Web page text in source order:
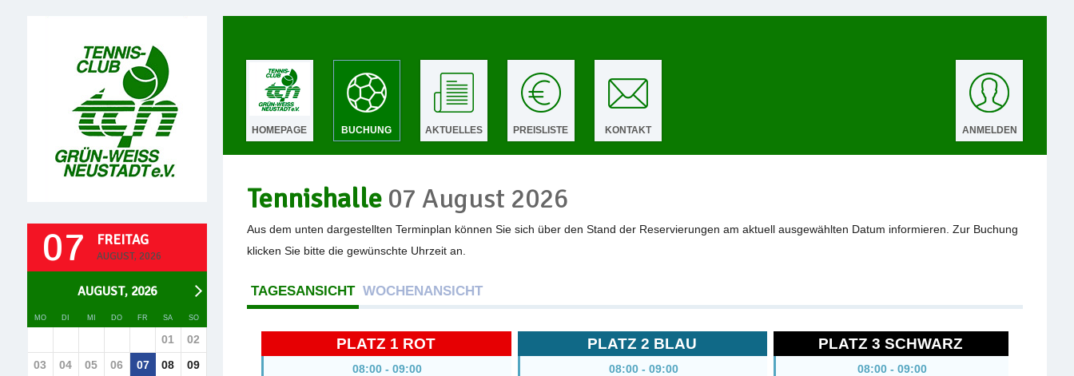
07 FREITAG
AUGUST, 2026
AUGUST, 2026
MO DI MI DO FR SA SO
01
02
03
04 05 06 07 08
09
ANMELDEN
HOMEPAGE BUCHUNG AKTUELLES PREISLISTE KONTAKT
Tennishalle 07 August 2026
Aus dem unten dargestellten Terminplan können Sie sich über den Stand der Reservierungen am aktuell ausgewählten Datum informieren. Zur Buchung
klicken Sie bitte die gewünschte Uhrzeit an.
TAGESANSICHT WOCHENANSICHT
PLATZ 1 ROT
08:00 - 09:00
PLATZ 2 BLAU
08:00 - 09:00
PLATZ 3 SCHWARZ
08:00 - 09:00